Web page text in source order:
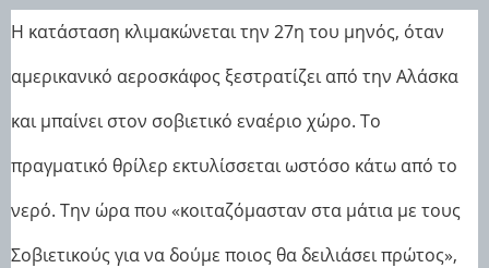
Η κατάσταση κλιμακώνεται την 27η του μηνός, όταν
αμερικανικό αεροσκάφος ξεστρατίζει από την Αλάσκα
και μπαίνει στον σοβιετικό εναέριο χώρο. Το
πραγματικό θρίλερ εκτυλίσσεται ωστόσο κάτω από το
νερό. Την ώρα που «κοιταζόμασταν στα μάτια με τους
Σοβιετικούς για να δούμε ποιος θα δειλιάσει πρώτος»,